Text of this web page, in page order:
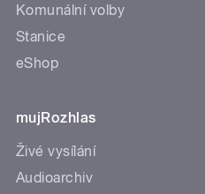
Komunální volby
Stanice
eShop
mujRozhlas
Živé vysílání
Audioarchiv